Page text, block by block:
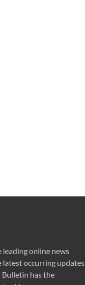
online news
occurring updates
Bulletin has the